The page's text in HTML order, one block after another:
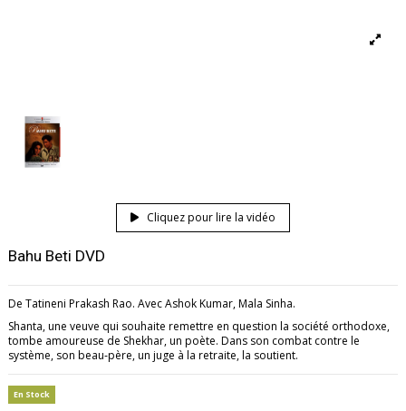
Cliquez pour lire la vidéo
Bahu Beti DVD
De Tatineni Prakash Rao. Avec Ashok Kumar, Mala Sinha.
Shanta, une veuve qui souhaite remettre en question la société orthodoxe,
tombe amoureuse de Shekhar, un poète. Dans son combat contre le
système, son beau‑père, un juge à la retraite, la soutient.
En Stock